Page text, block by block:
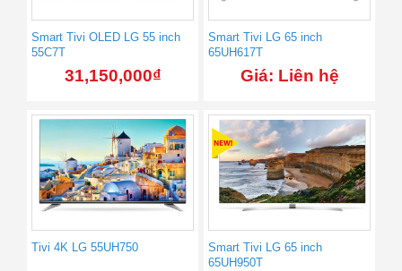
Smart Tivi OLED LG 55 inch
55C7T
31,150,000₫
Smart Tivi LG 65 inch
65UH617T
Giá: Liên hệ
Tivi 4K LG 55UH750
Smart Tivi LG 65 inch
65UH950T